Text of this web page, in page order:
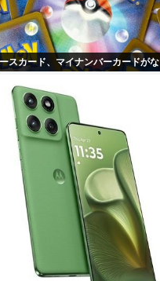
スカード、マイナンバーカードが